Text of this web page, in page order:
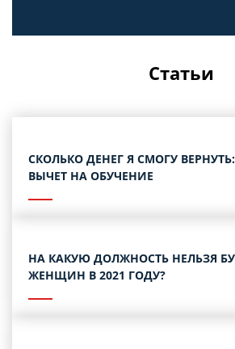
Статьи
СКОЛЬКО ДЕНЕГ Я СМОГУ
ВЫЧЕТ НА ОБУЧЕНИЕ
НА КАКУЮ ДОЛЖНОСТЬ НЕЛЬЗЯ
ЖЕНЩИН В 2021 ГОДУ?